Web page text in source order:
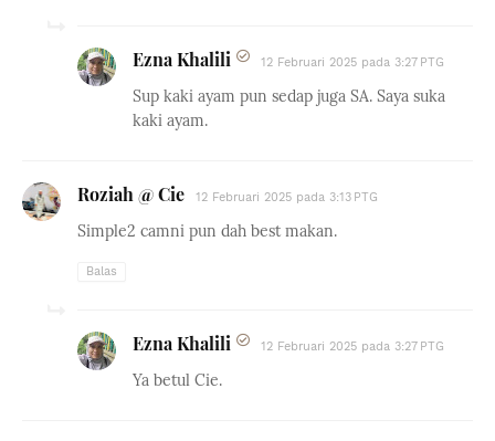
Ezna Khalili 12 Februari 2025 pada 3:27 PTG
Sup kaki ayam pun sedap juga SA. Saya suka
kaki ayam.
Roziah @ Cie 12 Februari 2025 pada 3:13 PTG
Simple2 camni pun dah best makan.
Balas
Ezna Khalili 12 Februari 2025 pada 3:27 PTG
Ya betul Cie.